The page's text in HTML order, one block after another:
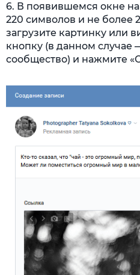
6. В появившемся окне
220 символов и не более
загрузите картинку или
кнопку (в данном случае
сообщество) и нажмите